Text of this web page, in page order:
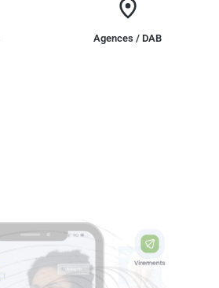
Agences / DAB